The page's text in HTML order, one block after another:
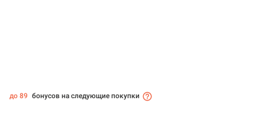
до 89 бонусов на следующие покупки